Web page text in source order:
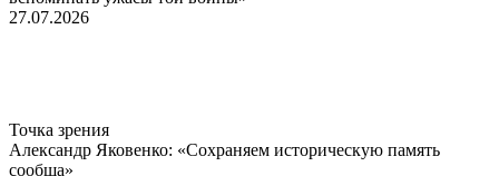
27.07.2026
Точка зрения
Александр Яковенко: «Сохраняем историческую память
сообща»